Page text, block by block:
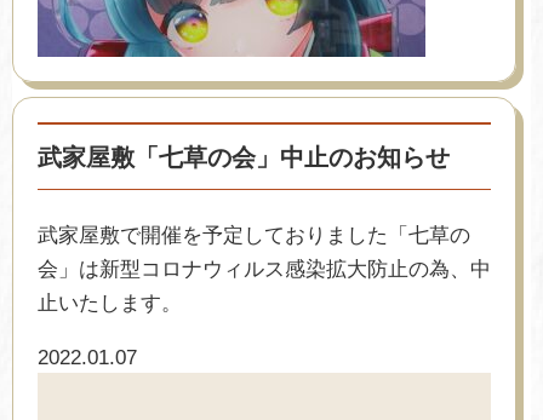
武家屋敷「七草の会」中止のお知らせ
武家屋敷で開催を予定しておりました「七草の
会」は新型コロナウィルス感染拡大防止の為、中
止いたします。
2022.01.07